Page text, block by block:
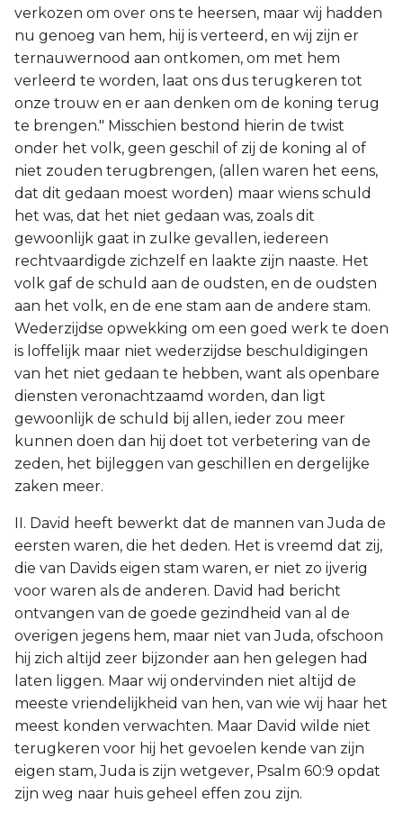
verkozen om over ons te heersen, maar wij hadden
nu genoeg van hem, hij is verteerd, en wij zijn er
ternauwernood aan ontkomen, om met hem
verleerd te worden, laat ons dus terugkeren tot
onze trouw en er aan denken om de koning terug
te brengen." Misschien bestond hierin de twist
onder het volk, geen geschil of zij de koning al of
niet zouden terugbrengen, (allen waren het eens,
dat dit gedaan moest worden) maar wiens schuld
het was, dat het niet gedaan was, zoals dit
gewoonlijk gaat in zulke gevallen, iedereen
rechtvaardigde zichzelf en laakte zijn naaste. Het
volk gaf de schuld aan de oudsten, en de oudsten
aan het volk, en de ene stam aan de andere stam.
Wederzijdse opwekking om een goed werk te doen
is loffelijk maar niet wederzijdse beschuldigingen
van het niet gedaan te hebben, want als openbare
diensten veronachtzaamd worden, dan ligt
gewoonlijk de schuld bij allen, ieder zou meer
kunnen doen dan hij doet tot verbetering van de
zeden, het bijleggen van geschillen en dergelijke
zaken meer.
II. David heeft bewerkt dat de mannen van Juda de
eersten waren, die het deden. Het is vreemd dat zij,
die van Davids eigen stam waren, er niet zo ijverig
voor waren als de anderen. David had bericht
ontvangen van de goede gezindheid van al de
overigen jegens hem, maar niet van Juda, ofschoon
hij zich altijd zeer bijzonder aan hen gelegen had
laten liggen. Maar wij ondervinden niet altijd de
meeste vriendelijkheid van hen, van wie wij haar het
meest konden verwachten. Maar David wilde niet
terugkeren voor hij het gevoelen kende van zijn
eigen stam, Juda is zijn wetgever, Psalm 60:9 opdat
zijn weg naar huis geheel effen zou zijn.